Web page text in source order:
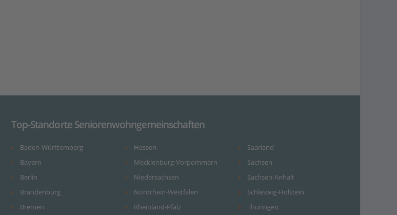
Top-Standorte Seniorenwohngemeinschaften
Baden-Württemberg
Bayern
Berlin
Brandenburg
Bremen
Hessen
Mecklenburg-Vorpommern
Niedersachsen
Nordrhein-Westfalen
Rheinland-Pfalz
Saarland
Sachsen
Sachsen-Anhalt
Schleswig-Holstein
Thüringen